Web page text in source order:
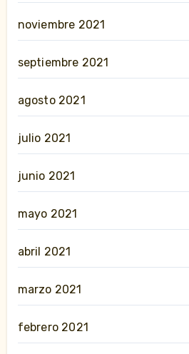
noviembre 2021
septiembre 2021
agosto 2021
julio 2021
junio 2021
mayo 2021
abril 2021
marzo 2021
febrero 2021